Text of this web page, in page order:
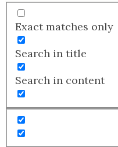
Exact matches only
Search in title
Search in content